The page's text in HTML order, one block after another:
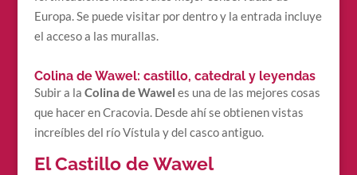
Europa. Se puede visitar por dentro y la entrada incluye
el acceso a las murallas.
Colina de Wawel: castillo, catedral y leyendas
Subir a la Colina de Wawel es una de las mejores cosas
que hacer en Cracovia. Desde ahí se obtienen vistas
increíbles del río Vístula y del casco antiguo.
El Castillo de Wawel